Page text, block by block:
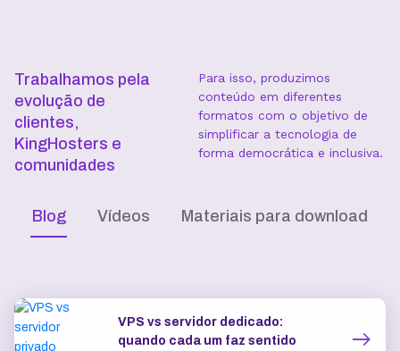
Trabalhamos pela
evolução de
clientes,
KingHosters e
comunidades
Para isso, produzimos
conteúdo em diferentes
formatos com o objetivo de
simplificar a tecnologia de
forma democrática e inclusiva.
Blog Vídeos Materiais para download
VPS vs servidor dedicado:
quando cada um faz sentido